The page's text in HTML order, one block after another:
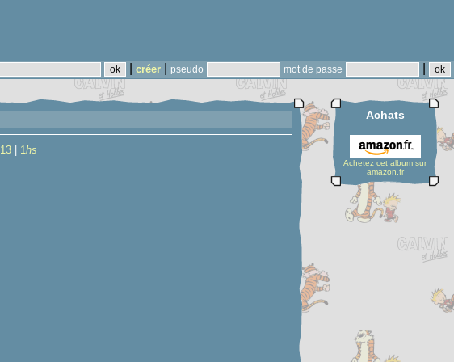
créer pseudo mot de passe
13 1hs
Achats
Achetez cet album sur
amazon.fr